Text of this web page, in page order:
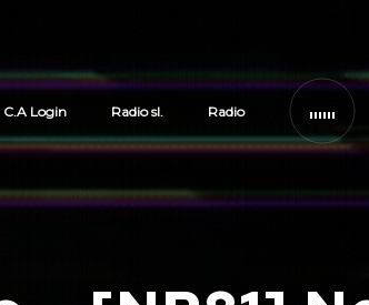
C.A Login Radio sl. Radio
Cart review